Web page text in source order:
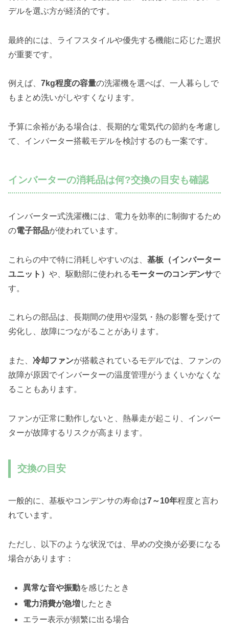
デルを選ぶ方が経済的です。
最終的には、ライフスタイルや優先する機能に応じた選択
が重要です。
例えば、 7kg程度の容量の洗濯機を選べば、一人暮らしで
もまとめ洗いがしやすくなります。
予算に余裕がある場合は、長期的な電気代の節約を考慮し
て、インバーター搭載モデルを検討するのも一案です。
インバーターの消耗品は何?交換の目安も確認
インバーター式洗濯機には、電力を効率的に制御するため
の電子部品が使われています。
これらの中で特に消耗しやすいのは、 基板（インバーター
ユニット） や、駆動部に使われるモーターのコンデンサで
す。
これらの部品は、長期間の使用や湿気・熱の影響を受けて
劣化し、故障につながることがあります。
また、 冷却ファンが搭載されているモデルでは、ファンの
故障が原因でインバーターの温度管理がうまくいかなくな
ることもあります。
ファンが正常に動作しないと、熱暴走が起こり、インバー
ターが故障するリスクが高まります。
交換の目安
一般的に、基板やコンデンサの寿命は7～10年程度と言わ
れています。
ただし、以下のような状況では、早めの交換が必要になる
場合があります：
異常な音や振動を感じたとき
電力消費が急増したとき
エラー表示が頻繁に出る場合